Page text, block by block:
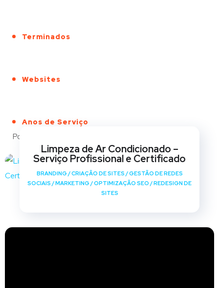
Terminados
Websites
Anos de Serviço
Portfólio
Limpeza de Ar Condicionado –
Serviço Profissional e Certificado
BRANDING /CRIAÇÃO DE SITES /GESTÃO DE REDES
SOCIAIS /MARKETING /OPTIMIZAÇÃO SEO /REDESIGN DE
SITES